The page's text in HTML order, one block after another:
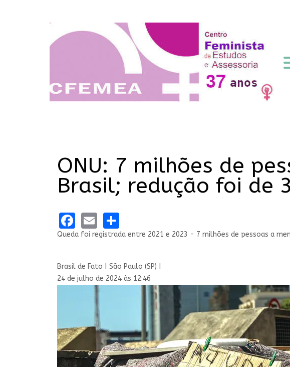
ONU: 7 milhões de
Brasil; redução foi de
Facebook
Email
Queda foi registrada entre 2021 e 2023 - 7 milhões de pessoas a
Brasil de Fato | São Paulo (SP) |
24 de julho de 2024 às 12:46